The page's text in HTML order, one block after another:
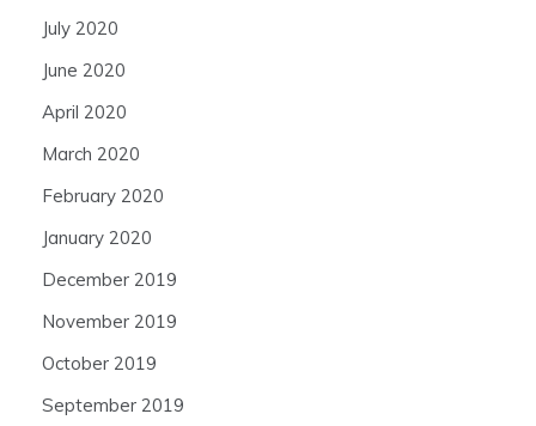
July 2020
June 2020
April 2020
March 2020
February 2020
January 2020
December 2019
November 2019
October 2019
September 2019